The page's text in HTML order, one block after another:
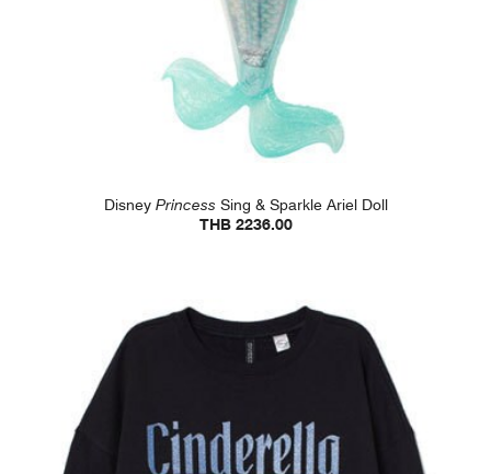
DisneyPrincess Sing & Sparkle Ariel Doll
THB 2236.00